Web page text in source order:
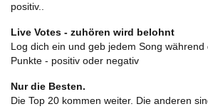
positiv..
Live Votes - zuhören wird belohnt
Log dich ein und geb jedem Song
Punkte - positiv oder negativ
Nur die Besten.
Die Top 20 kommen weiter. Die anderen